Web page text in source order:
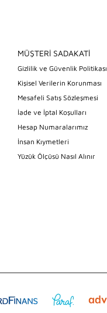
MÜŞTERİ SADAKATİ
Gizlilik ve Güvenlik Politikası
Kişisel Verilerin Korunması
Mesafeli Satış Sözleşmesi
İade ve İptal Koşulları
Hesap Numaralarımız
İnsan Kıymetleri
Yüzük Ölçüsü Nasıl Alınır